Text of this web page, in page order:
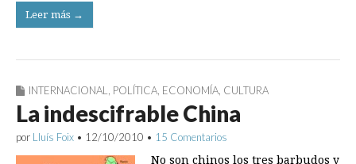
Leer más →
INTERNACIONAL POLÍTICA ECONOMÍA CULTURA
La indescifrable China
por Lluís Foix • 12/10/2010 • 15 Comentarios
No son chinos los tres barbudos y